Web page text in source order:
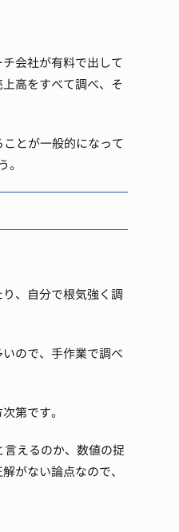
会社が有料で出して
高をすべて調べ、そ
とが一般的になって
、自分で根気強く調
ので、手作業で調べ
第です。
えるのか、数値の捉
解がない論点なので、